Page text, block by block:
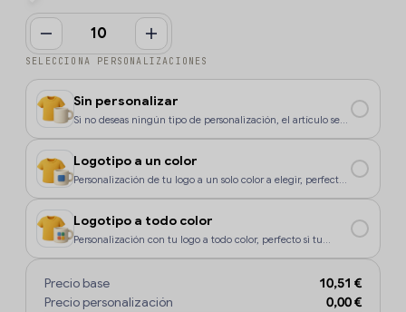
SELECCIONA PERSONALIZACIONES
Sin personalizar
Si no deseas ningún tipo de personalización, el artículo se
Logotipo a un color
Personalización de tu logo a un solo color a elegir, perfecto
Logotipo a todo color
Personalización con tu logo a todo color, perfecto si tu
Precio base
10,51 €
Precio personalización
0,00 €